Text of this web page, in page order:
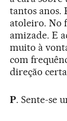
tantos anos.
atoleiro. No
amizade. E
muito à
com
direção
P. Sente-se